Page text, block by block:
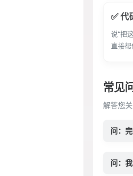
✅ 代
说“把
直接帮
常见
解答您
问：
问：